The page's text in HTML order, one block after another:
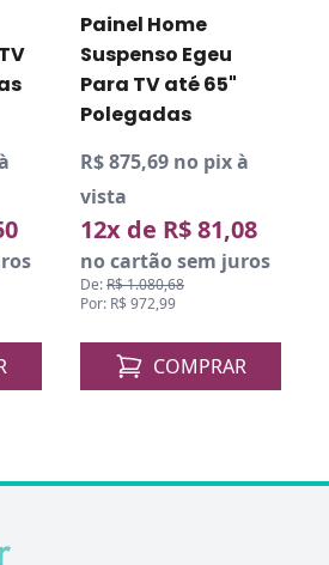
Painel Home
Suspenso Egeu
Para TV até 65"
Polegadas
R$ 875,69 no pix à
vista
12x de R$ 81,08
no cartão sem juros
De:R$ 1.080,68
Por: R$ 972,99
COMPRAR